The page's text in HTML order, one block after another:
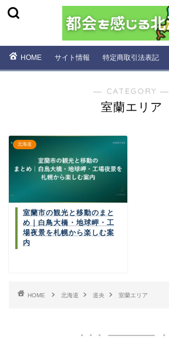
HOME サイト情報 特定商取引法表記
― CATEGORY ―
室蘭エリア
北海道
室蘭市の観光と移動のまと
め｜白鳥大橋・地球岬・工
場夜景を札幌から楽しむ案
内
HOME 北海道 道央 室蘭エリア